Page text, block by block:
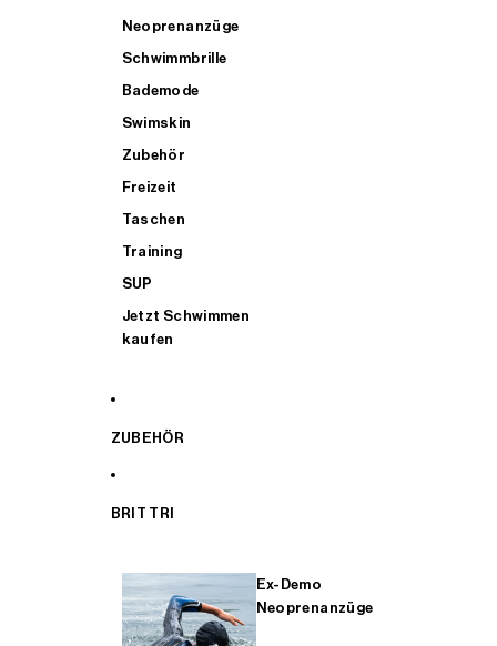
Neoprenanzüge
Schwimmbrille
Bademode
Swimskin
Zubehör
Freizeit
Taschen
Training
SUP
Jetzt Schwimmen
kaufen
ZUBEHÖR
BRIT TRI
Ex-Demo
Neoprenanzüge